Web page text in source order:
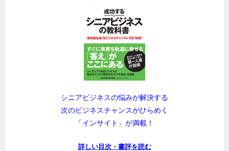
シニアビジネスの悩みが解決する
次のビジネスチャンスがひらめく
「インサイト」が満載！
詳しい目次・書評を読む